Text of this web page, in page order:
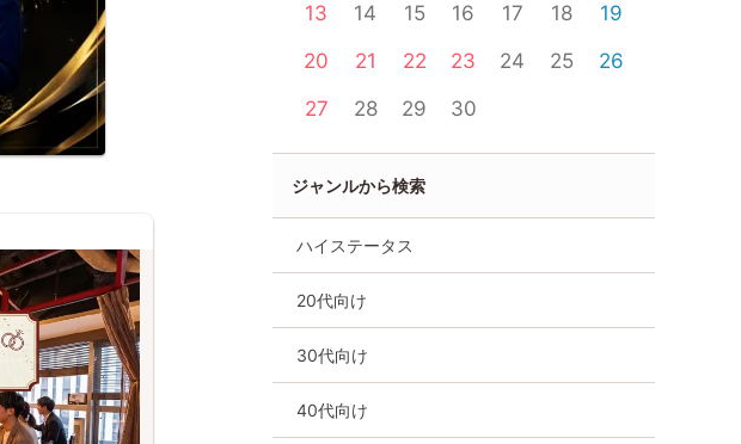
13
14 15 16 17 18
19
20
21 22 23 24 25
26
27
28 29 30
ジャンルから検索
ハイステータス
20代向け
30代向け
40代向け